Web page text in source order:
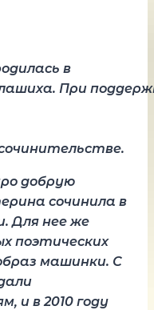
в
. При
.
добрую
сочинила в
. Для нее же
поэтических
машинки. С
и в 2010 году